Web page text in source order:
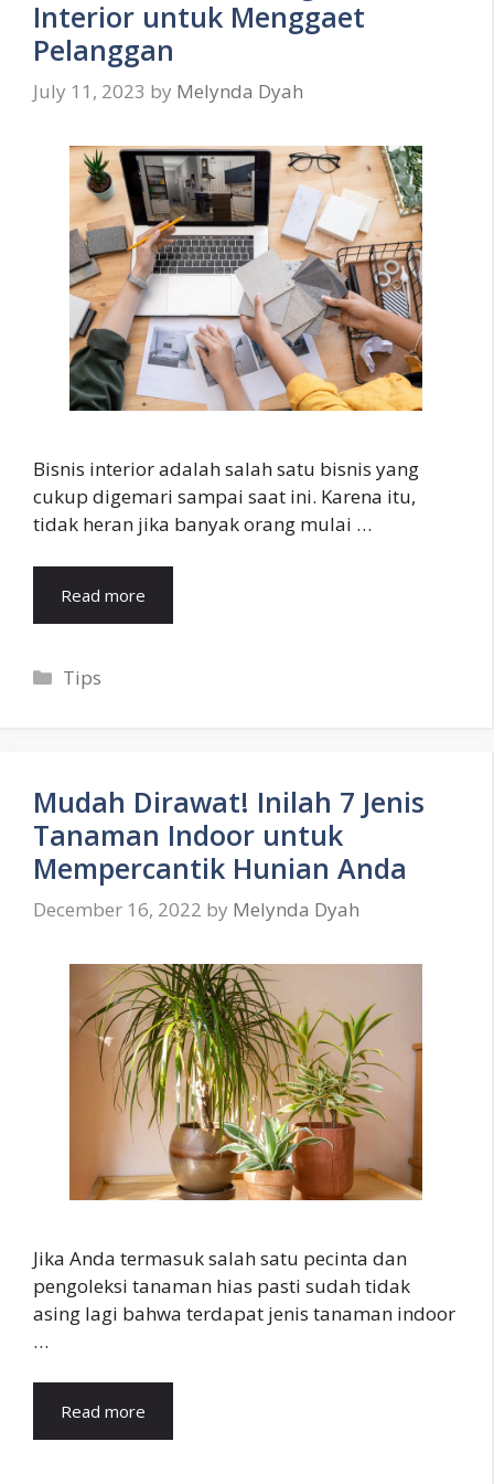
Interior untuk Menggaet
Pelanggan
July 11, 2023 by Melynda Dyah
Bisnis interior adalah salah satu bisnis yang
cukup digemari sampai saat ini. Karena itu,
tidak heran jika banyak orang mulai …
Read more
Categories
Tips
Mudah Dirawat! Inilah 7 Jenis
Tanaman Indoor untuk
Mempercantik Hunian Anda
December 16, 2022 by Melynda Dyah
Jika Anda termasuk salah satu pecinta dan
pengoleksi tanaman hias pasti sudah tidak
asing lagi bahwa terdapat jenis tanaman indoor
…
Read more